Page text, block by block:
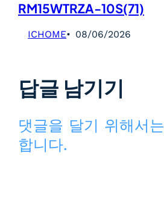
RM15WTRZA-10S(71)
ICHOME 08/06/2026
답글 남기기
댓글을 달기 위해서는
합니다.